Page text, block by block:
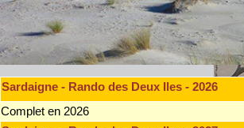
Sardaigne - Rando des Deux Iles - 2026
Complet en 2026